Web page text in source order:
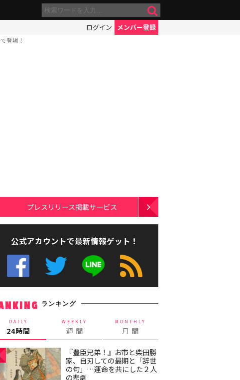
ログイン メンバー登録
登場！
プレスリリース掲載サービス
公式アカウントで最新情報ゲット！
ランキング
DAILY
24時間
WEEKLY
週 間
MONTHLY
月 間
『豊臣兄弟！』お市と柴田勝
家、自刃しての最期と「辞世
の句」…運命を共にした２人
の悲劇